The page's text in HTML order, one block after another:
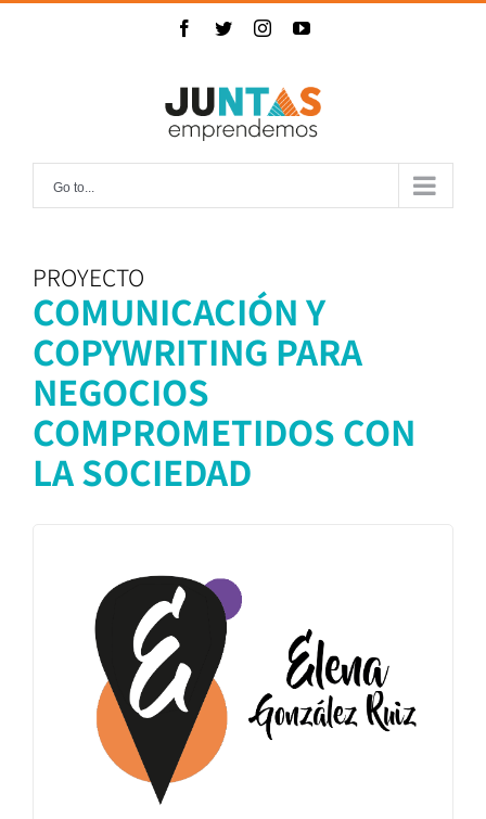
Facebook
TwitterInstagramYouTube
Go to...
COMUNICACIÓN Y
COPYWRITING PARA
NEGOCIOS
COMPROMETIDOS CON
LA SOCIEDAD